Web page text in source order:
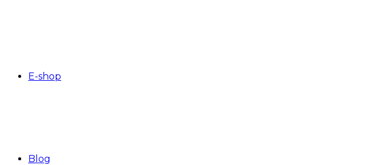
E-shop
Blog